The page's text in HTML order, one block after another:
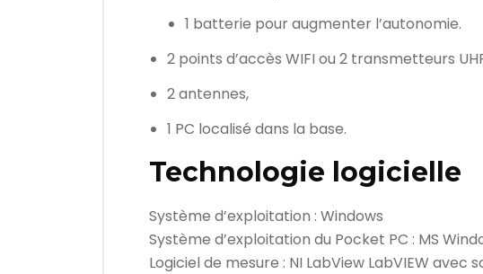
1 batterie pour augmenter l’autonomie.
2 points d’accès WIFI ou 2 transmetteurs
2 antennes,
1 PC localisé dans la base.
Technologie logicielle
Système d’exploitation : Windows
Système d’exploitation du Pocket PC : MS
Logiciel de mesure : NI LabView LabVIEW